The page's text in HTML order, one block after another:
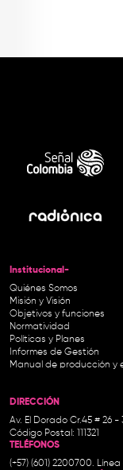
Institucional-
Quiénes Somos
Misión y Visión
Objetivos y funciones
Normatividad
Políticas y Planes
Informes de Gestión
Manual de producción y
DIRECCIÓN
Av. El Dorado Cr.45 # 26
Código Postal: 111321
TELÉFONOS
(+57) (601) 2200700.